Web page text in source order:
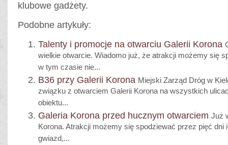
klubowe gadżety.
Podobne artykuły:
Talenty i promocje na otwarciu Galerii Korona
wielkie otwarcie. Wiadomo już, że atrakcji możemy się
w tym czasie nie...
B36 przy Galerii Korona Miejski Zarząd Dróg w
związku z otwarciem Galerii Korona na wszystkich
obiektu...
Galeria Korona przed hucznym otwarciem Już
Korona. Atrakcji możemy się spodziewać przez pięć dni
gwiazd,...